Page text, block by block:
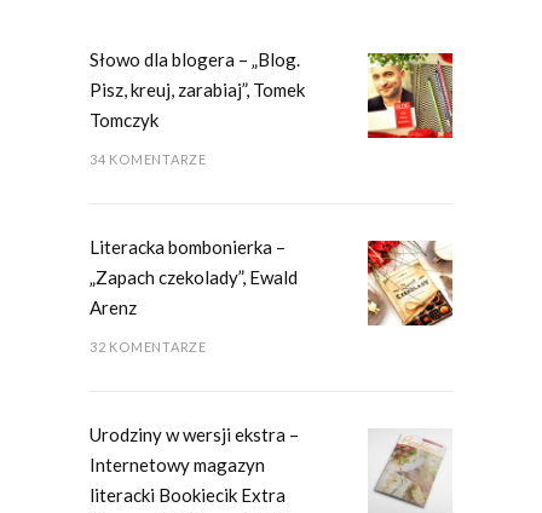
Słowo dla blogera – „Blog.
Pisz, kreuj, zarabiaj”, Tomek
Tomczyk
34 KOMENTARZE
Literacka bombonierka –
„Zapach czekolady”, Ewald
Arenz
32 KOMENTARZE
Urodziny w wersji ekstra –
Internetowy magazyn
literacki Bookiecik Extra